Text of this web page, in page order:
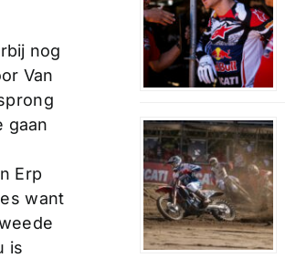
nog
Van
gaan
Erp
want
is